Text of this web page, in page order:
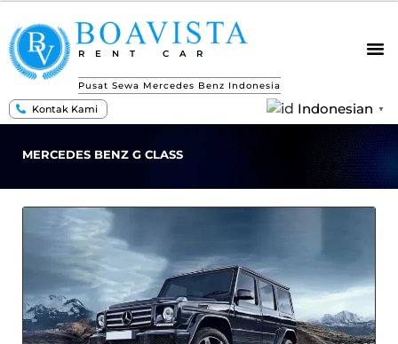
RENT CAR
Pusat Sewa Mercedes Benz Indonesia
Kontak Kami Indonesian ▼
MERCEDES BENZ G CLASS